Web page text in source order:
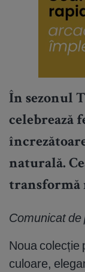
În sezonul
celebrează
naturală.
Comunicat de
Noua colecție
culoare,